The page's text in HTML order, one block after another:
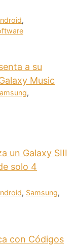
,
a su
Music
,
un Galaxy SIII
solo 4
, Samsung,
con Códigos